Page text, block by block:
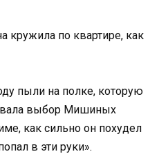
кружила по квартире, как
пыли на полке, которую
выбор Мишиных
как сильно он похудел
в эти руки».